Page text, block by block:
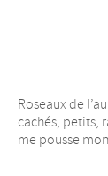
Roseaux de
cachés, petits,
me pousse